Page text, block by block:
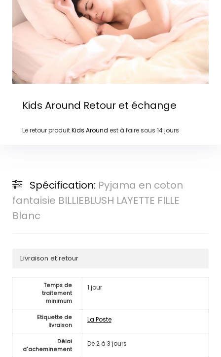
Kids Around Retour et échange
Le retour produitKids Around est à faire sous 14 jours
Spécification: Pyjama en coton
fantaisie BILLIEBLUSH LAYETTE FILLE
Blanc
Livraison et retour
Temps de
traitement
minimum
1 jour
Etiquette de
livraison
La Poste
Délai
d'acheminement
De 2 à 3 jours